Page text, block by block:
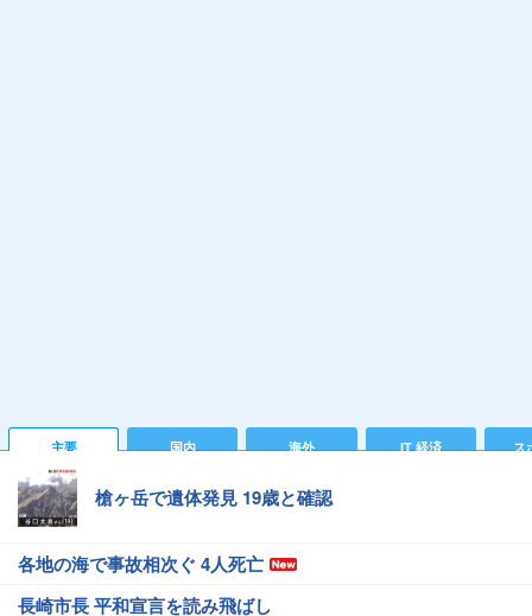
主要 国内 海外 IT 経済 ス
槍ヶ岳で遺体発見 19歳と確認
各地の海で事故相次ぐ 4人死亡
長崎市長 平和宣言を読み飛ばし